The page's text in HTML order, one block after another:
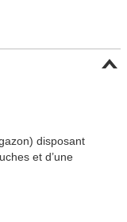
disposant
et d’une